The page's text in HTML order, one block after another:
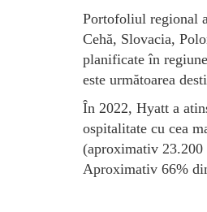
Portofoliul regional
Cehă, Slovacia,
planificate în
este următoarea
În 2022, Hyatt a
ospitalitate cu cea
(aproximativ
Aproximativ 66%